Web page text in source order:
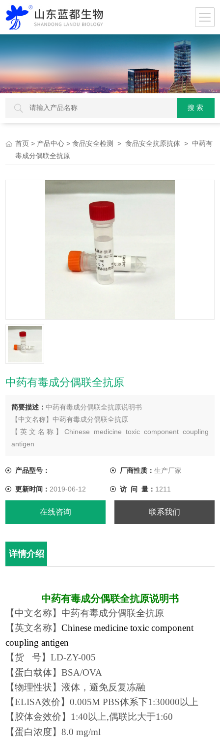
首页 > 产品中心 >食品安全检测 >食品安全抗原抗体 > 中药有
毒成分偶联全抗原
中药有毒成分偶联全抗原
简要描述：中药有毒成分偶联全抗原说明书
【中文名称】中药有毒成分偶联全抗原
【英文名称】Chinese medicine toxic component coupling
antigen
【蛋白载体】BSA/OVA
【ELISA效价】0.005M PBS体系下1:30000以上
【蛋白浓度】
产品型号： 厂商性质： 生产厂家
更新时间： 2019-06-12 访 问 量： 1211
在线咨询 联系我们
详情介绍
中药有毒成分偶联全抗原说明书
【中文名称】 中药有毒成分偶联全抗原
【英文名称】Chinese medicine toxic component
coupling antigen
【货 号】LD-ZY-005
【蛋白载体】BSA/OVA
【物理性状】液体，避免反复冻融
【ELISA效价】0.005M PBS体系下1:30000以上
【 胶体金效价】 1 :40以上,偶联比大于1:60
【蛋白浓度】8.0 mg/ml